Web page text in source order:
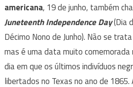
americana, 19 de junho, também
JuneteenthIndependence Day(Dia
Décimo Nono de Junho). Não se
mas é uma data muito comemorada
dia em que os últimos indivíduos
libertados no Texas no ano de